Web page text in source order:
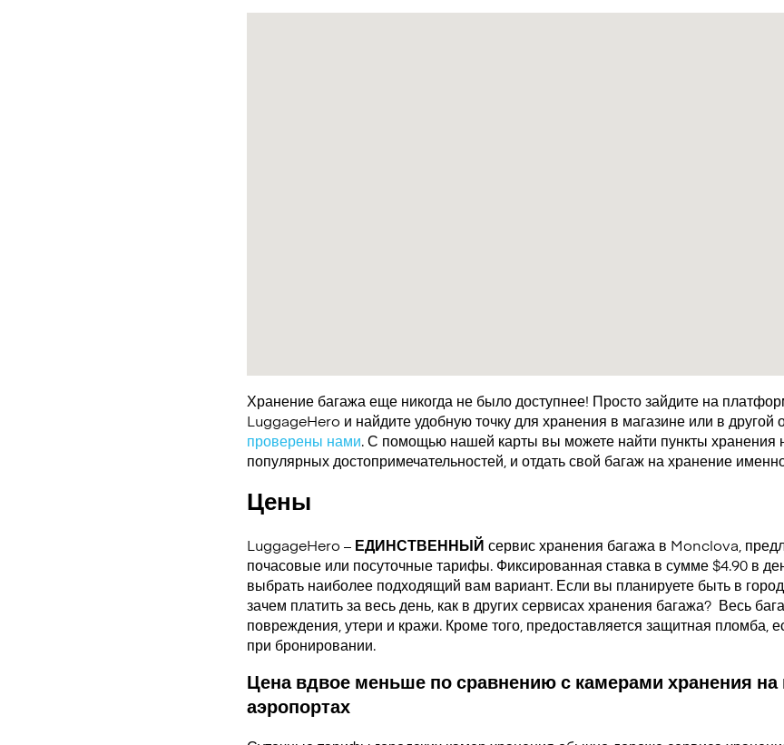
Хранение багажа еще никогда не было доступнее! Просто зайдите на
LuggageHero и найдите удобную точку для хранения в магазине или в другой
проверены нами. С помощью нашей карты вы можете найти пункты хранения
популярных достопримечательностей, и отдать свой багаж на хранение
Цены
LuggageHero – ЕДИНСТВЕННЫЙ сервис хранения багажа в Monclova,
почасовые или посуточные тарифы. Фиксированная ставка в сумме $4.90 в
выбрать наиболее подходящий вам вариант. Если вы планируете быть в
зачем платить за весь день, как в других сервисах хранения багажа? Весь
повреждения, утери и кражи. Кроме того, предоставляется защитная пломба,
при бронировании.
Цена вдвое меньше по сравнению с камерами хранения на
аэропортах